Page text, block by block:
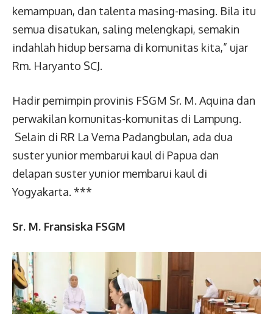
kemampuan, dan talenta masing-masing. Bila itu
semua disatukan, saling melengkapi, semakin
indahlah hidup bersama di komunitas kita,” ujar
Rm. Haryanto SCJ.
Hadir pemimpin provinis FSGM Sr. M. Aquina dan
perwakilan komunitas-komunitas di Lampung.
Selain di RR La Verna Padangbulan, ada dua
suster yunior membarui kaul di Papua dan
delapan suster yunior membarui kaul di
Yogyakarta. ***
Sr. M. Fransiska FSGM